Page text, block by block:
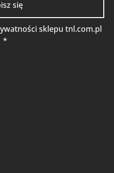
sklepu tnl.com.pl
*